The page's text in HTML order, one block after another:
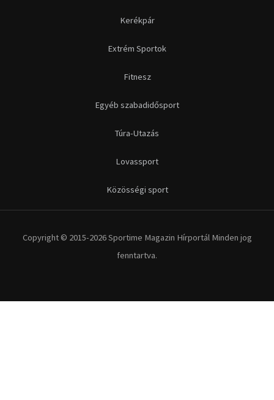
Kerékpár
Extrém Sportok
Fitnesz
Egyéb szabadidősport
Túra-Utazás
Lovassport
Közösségi sport
Copyright © 2015-2026 Sportime Magazin Hírportál Minden jog
fenntartva.